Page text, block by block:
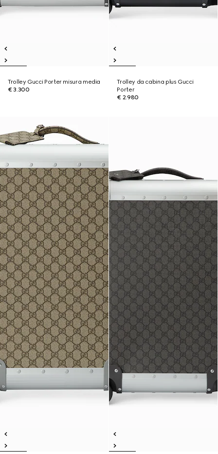
Trolley Gucci Porter misura media
€ 3.300
Trolley da cabina plus Gucci
Porter
€ 2.980